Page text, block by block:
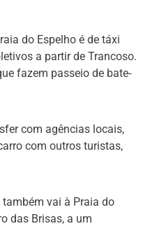
do Espelho é de táxi
a partir de Trancoso.
fazem passeio de bate-
com agências locais,
com outros turistas,
vai à Praia do
das Brisas, a um